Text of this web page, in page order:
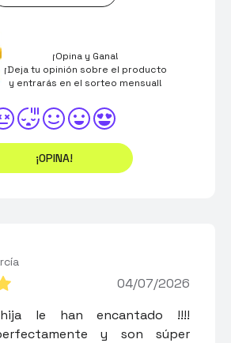
¡Opina y Gana!
¡Deja tu opinión sobre el producto
y entrarás en el sorteo mensual!
¡OPINA!
04/07/2026
le han encantado !!!!
y son súper